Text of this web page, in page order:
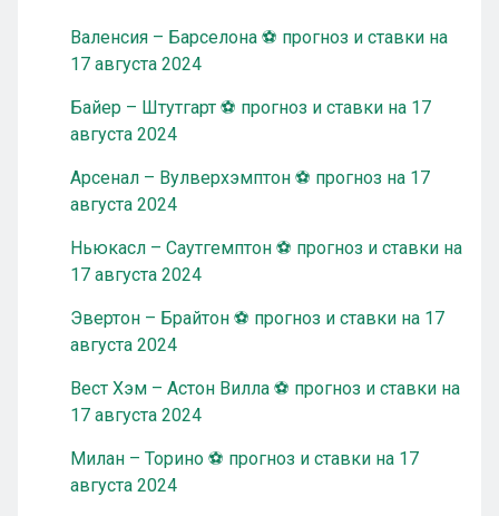
Валенсия – Барселона ⚽ прогноз и ставки на
17 августа 2024
Байер – Штутгарт ⚽ прогноз и ставки на 17
августа 2024
Арсенал – Вулверхэмптон ⚽ прогноз на 17
августа 2024
Ньюкасл – Саутгемптон ⚽ прогноз и ставки на
17 августа 2024
Эвертон – Брайтон ⚽ прогноз и ставки на 17
августа 2024
Вест Хэм – Астон Вилла ⚽ прогноз и ставки на
17 августа 2024
Милан – Торино ⚽ прогноз и ставки на 17
августа 2024